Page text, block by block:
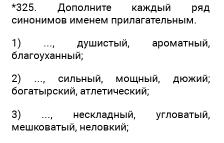
*325. Дополните каждый ряд
синонимов именем прилагательным.
1) ..., душистый, ароматный,
благоуханный;
2) ..., сильный, мощный, дюжий;
богатырский, атлетический;
3) ..., нескладный, угловатый,
мешковатый, неловкий;